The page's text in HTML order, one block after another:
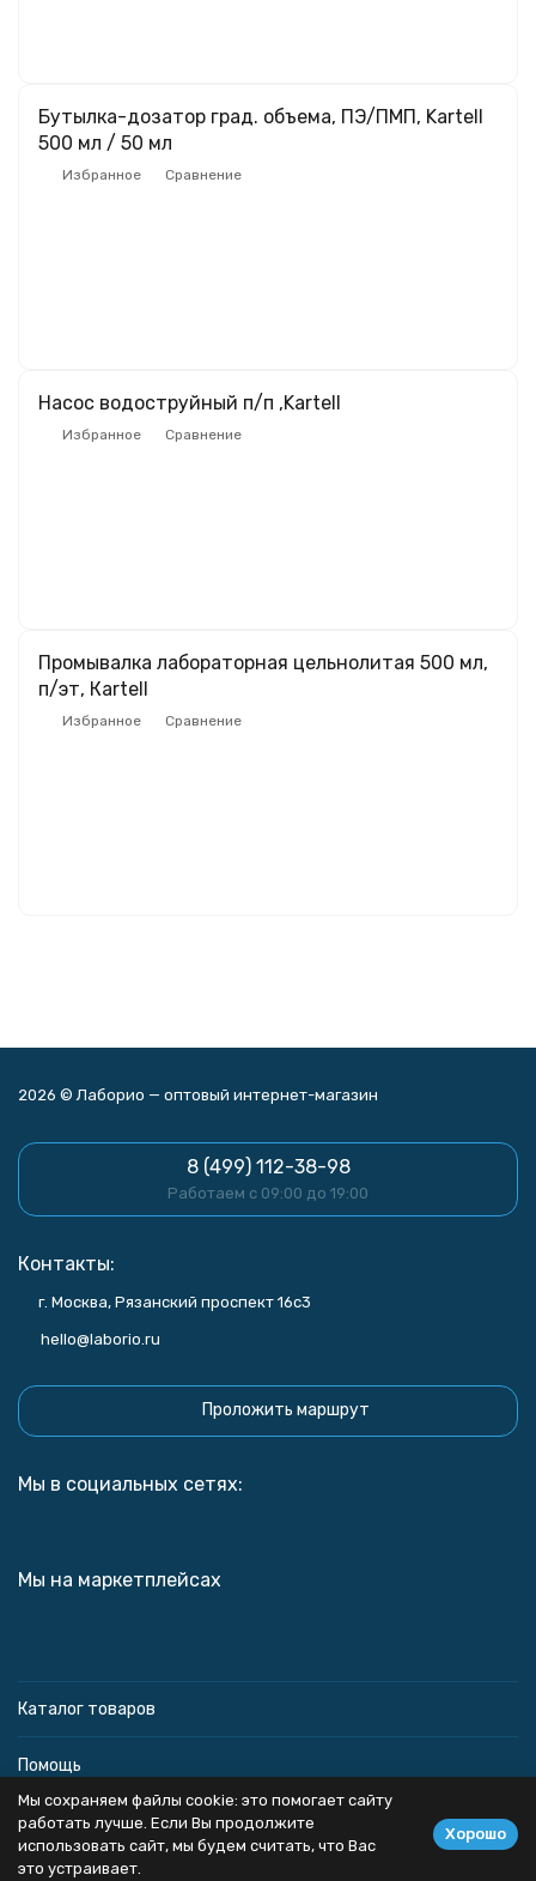
Бутылка-дозатор град. объема, ПЭ/ПМП, Kartell
500 мл / 50 мл
Избранное Сравнение
Насос водоструйный п/п ,Kartell
Избранное Сравнение
Промывалка лабораторная цельнолитая 500 мл,
п/эт, Кartell
Избранное Сравнение
2026 © Лаборио — оптовый интернет-магазин
8 (499) 112-38-98
Работаем с 09:00 до 19:00
Контакты:
г. Москва, Рязанский проспект 16с3
hello@laborio.ru
Проложить маршрут
Мы в социальных сетях:
Мы на маркетплейсах
Каталог товаров
Помощь
Информация
Мы сохраняем файлы cookie: это помогает сайту
работать лучше. Если Вы продолжите
использовать сайт, мы будем считать, что Вас
это устраивает.
Хорошо